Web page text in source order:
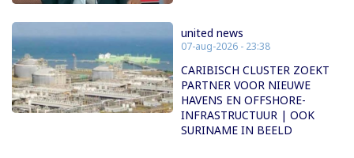
united news
07-aug-2026 - 23:38
CARIBISCH CLUSTER ZOEKT
PARTNER VOOR NIEUWE
HAVENS EN OFFSHORE-
INFRASTRUCTUUR | OOK
SURINAME IN BEELD